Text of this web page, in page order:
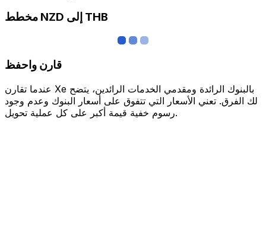
مخطط NZD إلى THB
قارن واحفظ
عندما تقارن Xe بالبنوك الرائدة ومقدمي الخدمات الرائدين، يتضح
لك الفرق. تعني الأسعار التي تتفوق على أسعار البنوك وعدم وجود
رسوم خفية قيمة أكبر على كل عملية تحويل.